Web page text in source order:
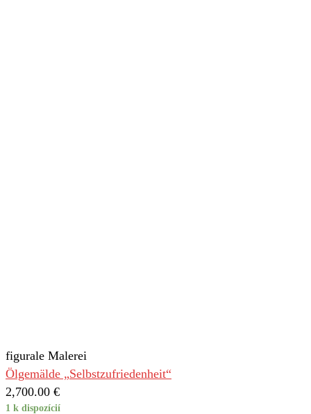
figurale Malerei
Ölgemälde „Selbstzufriedenheit“
2,700.00 €
1 k dispozícií